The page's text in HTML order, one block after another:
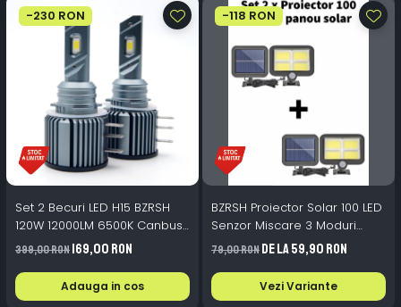
-230 RON
Set 2 Becuri LED H15 BZRSH
120W 12000LM 6500K Canbus
Plug and Play
399,00 RON169,00 RON
Adauga in cos
-118 RON
BZRSH Proiector Solar 100 LED
Senzor Miscare 3 Moduri
Rezistent Apa
79,00 RONde la 59,90 RON
Vezi Variante